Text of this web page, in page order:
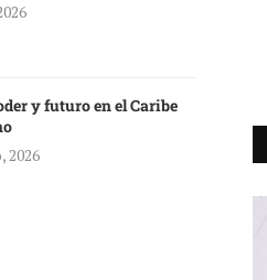
y futuro en el Caribe
2026